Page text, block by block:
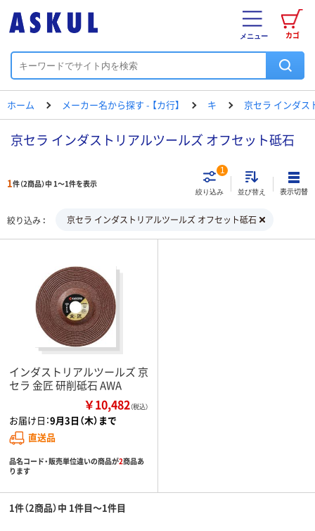
カゴ
メニュー
ホーム メーカー名から探す - 【カ行】 キ 京セラ インダス
京セラ インダストリアルツールズ オフセット砥石
1件（2商品）中 1～1件を表示
絞り込み
1
並び替え 表示切替
絞り込み 京セラ インダストリアルツールズ オフセット砥石
インダストリアルツールズ 京
セラ 金匠 研削砥石 AWA
￥10,482（税込）
お届け日：9月3日（木）まで
直送品
品名コード・販売単位違いの商品が2商品あ
ります
1件（2商品）中 1件目～1件目